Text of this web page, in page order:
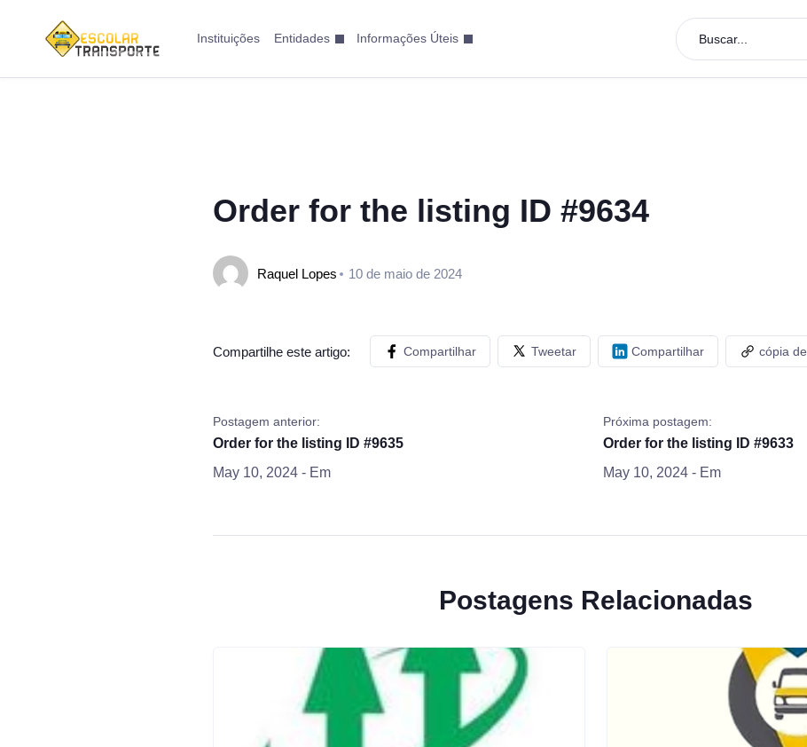
Instituições Entidades Informações Úteis Buscar...
Order for the listing ID #9634
Raquel Lopes 10 de maio de 2024
Compartilhe este artigo: Compartilhar Tweetar Compartilhar cópia de
Postagem anterior:
Order for the listing ID #9635
May 10, 2024 - Em
Próxima postagem:
Order for the listing ID #9633
May 10, 2024 - Em
Postagens Relacionadas